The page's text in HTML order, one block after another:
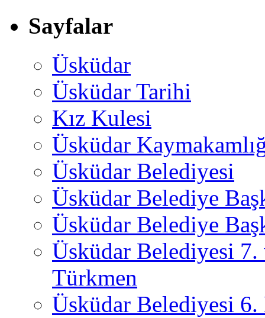
Sayfalar
Üsküdar
Üsküdar Tarihi
Kız Kulesi
Üsküdar
Üsküdar Belediyesi
Üsküdar Belediye
Üsküdar Belediye
Üsküdar Belediyesi
Türkmen
Üsküdar Belediyesi 6.